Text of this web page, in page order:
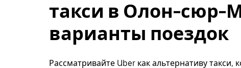
такси в Олон-сюр-
варианты поездок
Рассматривайте Uber как альтернативу